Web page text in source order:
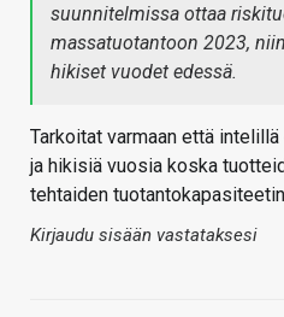
suunnitelmissa ottaa
massatuotantoon 2023,
hikiset vuodet edessä.
Tarkoitat varmaan että
ja hikisiä vuosia koska
tehtaiden tuotantokapasiteetin
Kirjaudu sisään vastataksesi